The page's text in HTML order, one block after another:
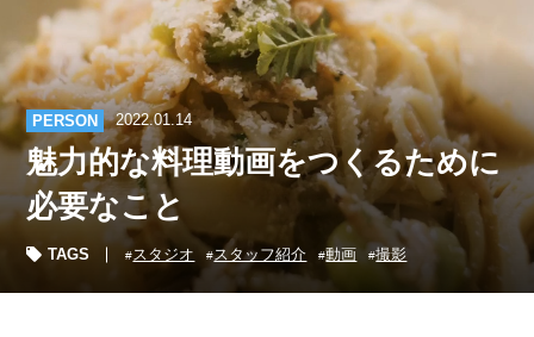
PERSON 2022.01.14
魅力的な料理動画をつくるために
必要なこと
TAGS #スタジオ #スタッフ紹介 #動画 #撮影